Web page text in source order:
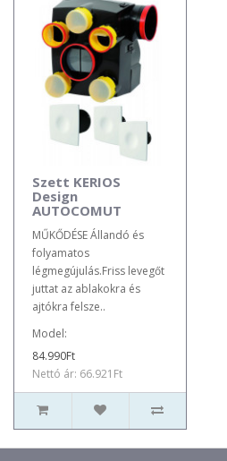
Szett KERIOS
Design
AUTOCOMUT
MŰKŐDÉSE Állandó és
folyamatos
légmegújulás.Friss levegőt
juttat az ablakokra és
ajtókra felsze..
Model:
84.990Ft
Nettó ár: 66.921Ft